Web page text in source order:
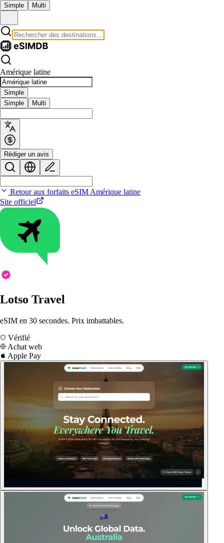
Simple Multi
Amérique latine
Simple
Simple
Multi
Rédiger un avis
Retour aux forfaits eSIM Amérique latine
Site officiel
Lotso Travel
eSIM en 30 secondes. Prix imbattables.
Vérifié
Achat web
Apple Pay